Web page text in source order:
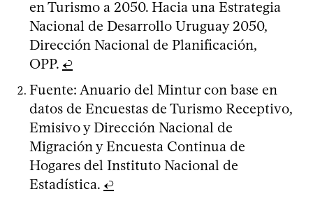
en Turismo a 2050. Hacia una Estrategia
Nacional de Desarrollo Uruguay 2050,
Dirección Nacional de Planificación,
OPP. ↩
Fuente: Anuario del Mintur con base en
datos de Encuestas de Turismo Receptivo,
Emisivo y Dirección Nacional de
Migración y Encuesta Continua de
Hogares del Instituto Nacional de
Estadística. ↩